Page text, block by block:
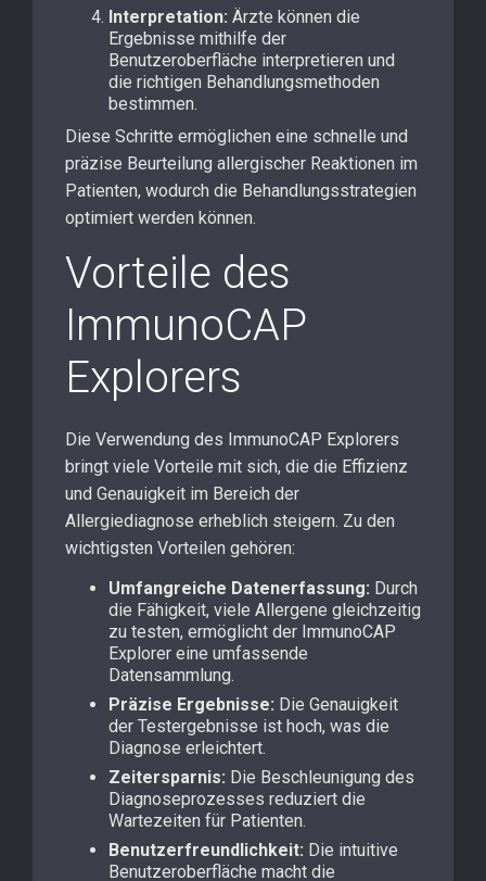
Interpretation: Ärzte können die
Ergebnisse mithilfe der
Benutzeroberfläche interpretieren und
die richtigen Behandlungsmethoden
bestimmen.
Diese Schritte ermöglichen eine schnelle und
präzise Beurteilung allergischer Reaktionen im
Patienten, wodurch die Behandlungsstrategien
optimiert werden können.
Vorteile des
ImmunoCAP
Explorers
Die Verwendung des ImmunoCAP Explorers
bringt viele Vorteile mit sich, die die Effizienz
und Genauigkeit im Bereich der
Allergiediagnose erheblich steigern. Zu den
wichtigsten Vorteilen gehören:
Umfangreiche Datenerfassung: Durch
die Fähigkeit, viele Allergene gleichzeitig
zu testen, ermöglicht der ImmunoCAP
Explorer eine umfassende
Datensammlung.
Präzise Ergebnisse: Die Genauigkeit
der Testergebnisse ist hoch, was die
Diagnose erleichtert.
Zeitersparnis: Die Beschleunigung des
Diagnoseprozesses reduziert die
Wartezeiten für Patienten.
Benutzerfreundlichkeit: Die intuitive
Benutzeroberfläche macht die